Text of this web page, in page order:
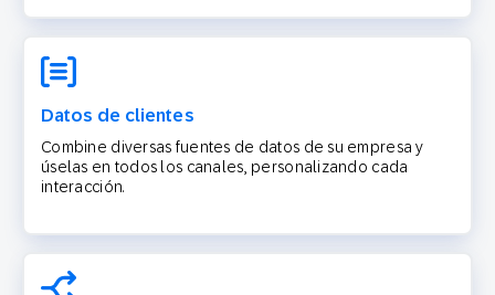
Datos de clientes
Combine diversas fuentes de datos de su empresa y
úselas en todos los canales, personalizando cada
interacción.